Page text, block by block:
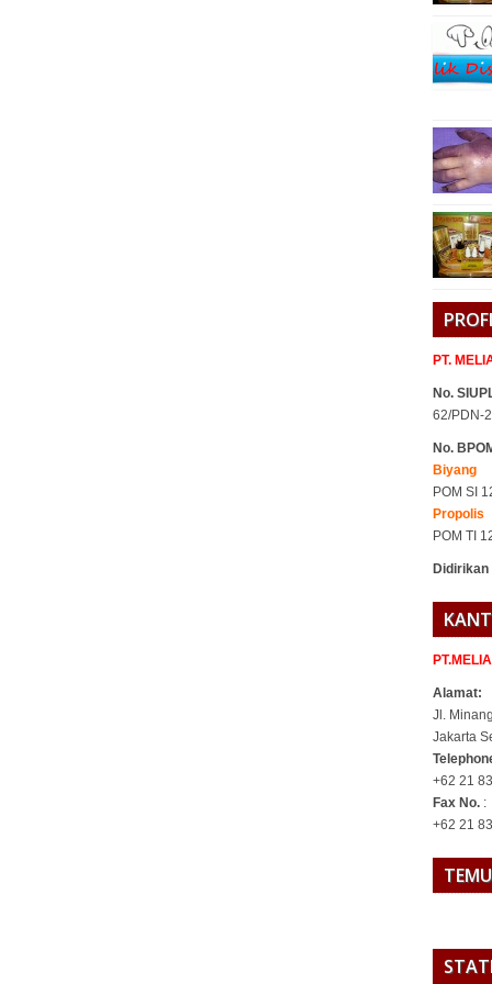
PT.
No.
62/PDN-
No.
Biyang
POM SI
Propolis
POM TI
Didirikan
Alamat:
Jl.
Jakarta
+62 21
Fax No. :
+62 21